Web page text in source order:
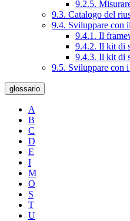
9.2.5.
9.3. Catalogo del
9.4. Sviluppare con
9.4.1. Il
9.4.2. Il kit di
9.4.3. Il kit di
9.5. Sviluppare con
glossario
A
B
C
D
E
I
M
O
S
T
U